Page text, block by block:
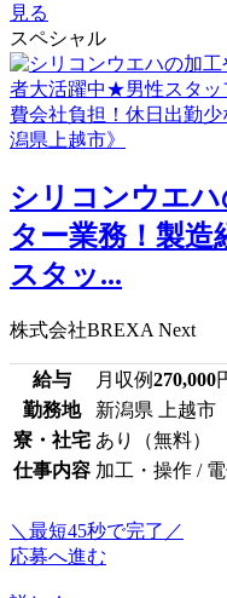
見る
スペシャル
シリコンウエ
ター業務！製
スタッ...
株式会社BREXA Next
給与 月収例270,000
勤務地
新潟県 上越市
寮・社宅 あり（無料）
仕事内容 加工・操作 /
＼最短45秒で完了／
応募へ進む